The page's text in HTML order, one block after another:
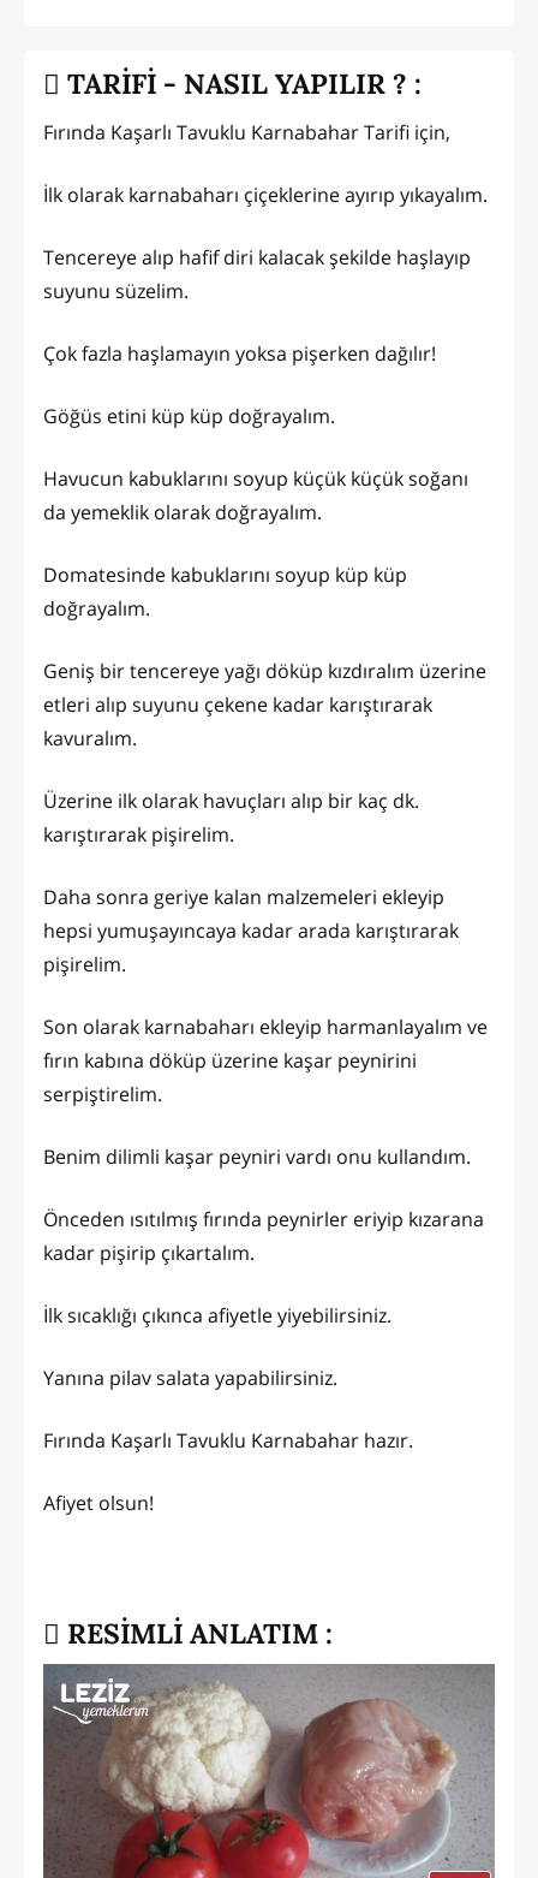
TARİFİ - NASIL YAPILIR ? :
Fırında Kaşarlı Tavuklu Karnabahar Tarifi için,
İlk olarak karnabaharı çiçeklerine ayırıp yıkayalım.
Tencereye alıp hafif diri kalacak şekilde haşlayıp
suyunu süzelim.
Çok fazla haşlamayın yoksa pişerken dağılır!
Göğüs etini küp küp doğrayalım.
Havucun kabuklarını soyup küçük küçük soğanı
da yemeklik olarak doğrayalım.
Domatesinde kabuklarını soyup küp küp
doğrayalım.
Geniş bir tencereye yağı döküp kızdıralım üzerine
etleri alıp suyunu çekene kadar karıştırarak
kavuralım.
Üzerine ilk olarak havuçları alıp bir kaç dk.
karıştırarak pişirelim.
Daha sonra geriye kalan malzemeleri ekleyip
hepsi yumuşayıncaya kadar arada karıştırarak
pişirelim.
Son olarak karnabaharı ekleyip harmanlayalım ve
fırın kabına döküp üzerine kaşar peynirini
serpiştirelim.
Benim dilimli kaşar peyniri vardı onu kullandım.
Önceden ısıtılmış fırında peynirler eriyip kızarana
kadar pişirip çıkartalım.
İlk sıcaklığı çıkınca afiyetle yiyebilirsiniz.
Yanına pilav salata yapabilirsiniz.
Fırında Kaşarlı Tavuklu Karnabahar hazır.
Afiyet olsun!
RESİMLİ ANLATIM :